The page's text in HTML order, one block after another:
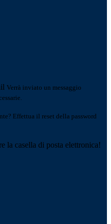
Verrà inviato un messaggio
Effettua il reset della password
la casella di posta elettronica!